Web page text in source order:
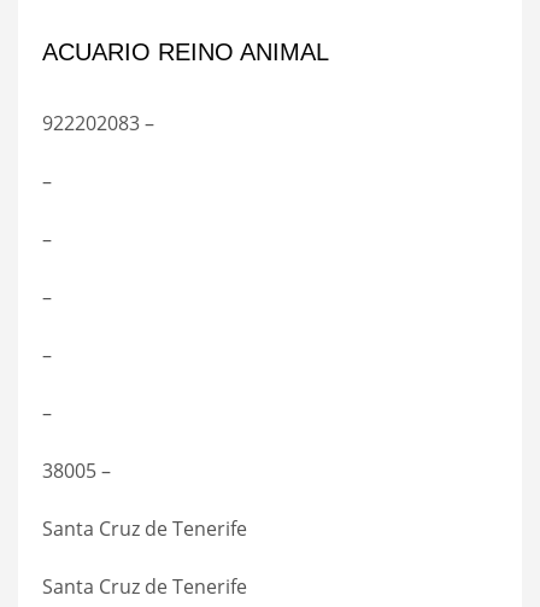
ACUARIO REINO ANIMAL
922202083 –
–
–
–
–
–
38005 –
Santa Cruz de Tenerife
Santa Cruz de Tenerife